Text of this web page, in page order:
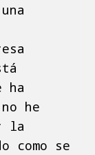
ha
he
la
como se